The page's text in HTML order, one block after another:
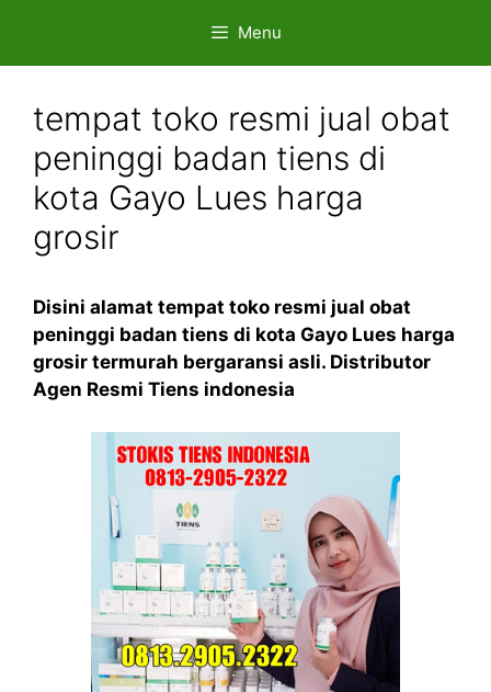
content
Menu
tempat toko resmi jual obat
peninggi badan tiens di
kota Gayo Lues harga
grosir
Disini alamat tempat toko resmi jual obat
peninggi badan tiens di kota Gayo Lues harga
grosir termurah bergaransi asli. Distributor
Agen Resmi Tiens indonesia